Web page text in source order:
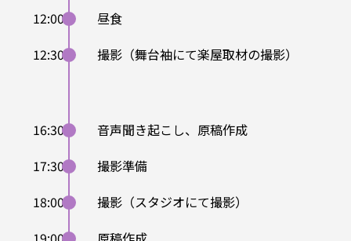
12:00
昼食
12:30
撮影（舞台袖にて楽屋取材の撮影）
16:30
音声聞き起こし、原稿作成
17:30
撮影準備
18:00
撮影（スタジオにて撮影）